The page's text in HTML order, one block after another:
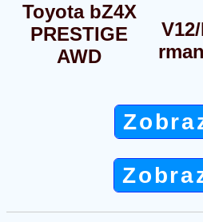
Toyota bZ4X
PRESTIGE
AWD